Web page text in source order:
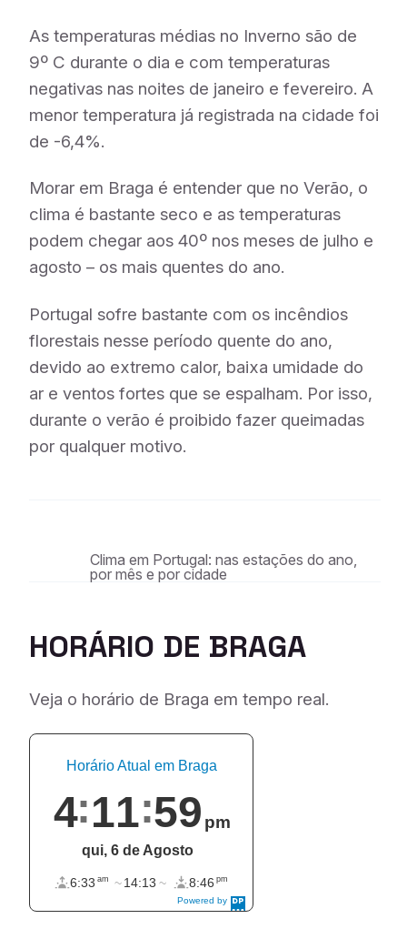
As temperaturas médias no Inverno são de
9º C durante o dia e com temperaturas
negativas nas noites de janeiro e fevereiro. A
menor temperatura já registrada na cidade foi
de -6,4%.
Morar em Braga é entender que no Verão, o
clima é bastante seco e as temperaturas
podem chegar aos 40º nos meses de julho e
agosto – os mais quentes do ano.
Portugal sofre bastante com os incêndios
florestais nesse período quente do ano,
devido ao extremo calor, baixa umidade do
ar e ventos fortes que se espalham. Por isso,
durante o verão é proibido fazer queimadas
por qualquer motivo.
Clima em Portugal: nas estações do ano,
por mês e por cidade
HORÁRIO DE BRAGA
Veja o horário de Braga em tempo real.